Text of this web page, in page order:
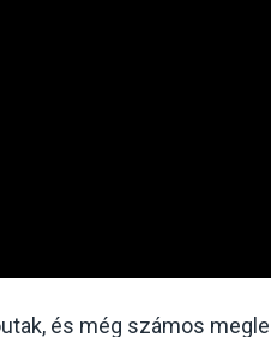
és még számos